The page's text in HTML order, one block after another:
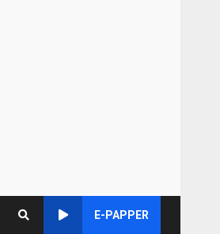
E-PAPPER